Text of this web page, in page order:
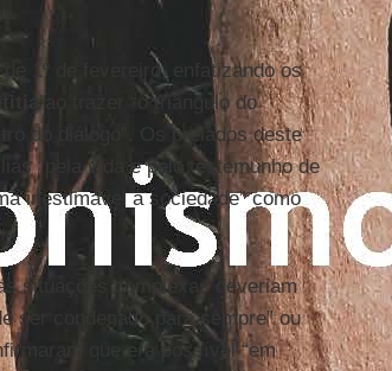
1º de fevereiro, enfatizando os
ao trazer “o triângulo do
do diálogo”. Os prelados deste
“pela vida e pelo testemunho de
inestimável à sociedade” como
situações complexas deveriam
ser condenado para sempre” ou
que era possível “em